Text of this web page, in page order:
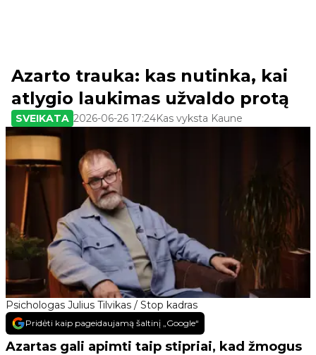
Psichologas Julius Tilvikas / Stop kadras
Azarto trauka: kas nutinka, kai
atlygio laukimas užvaldo protą
SVEIKATA 2026-06-26 17:24Kas vyksta Kaune
Pridėti kaip pageidaujamą šaltinį „Google“
Azartas gali apimti taip stipriai, kad žmogus